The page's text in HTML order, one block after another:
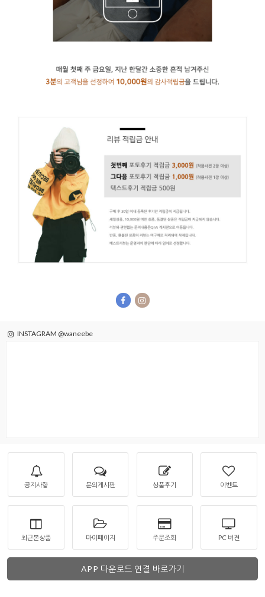
INSTAGRAM @waneebe
공지사항 문의게시판 상품후기 이벤트
최근본상품 마이페이지 주문조회 PC 버젼
APP 다운로드 연결 바로가기